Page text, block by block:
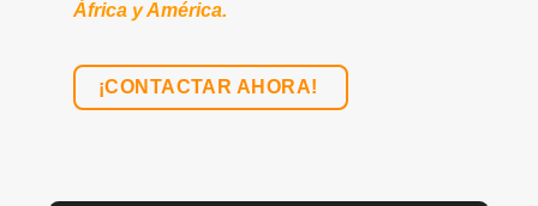
África y América.
¡CONTACTAR AHORA!